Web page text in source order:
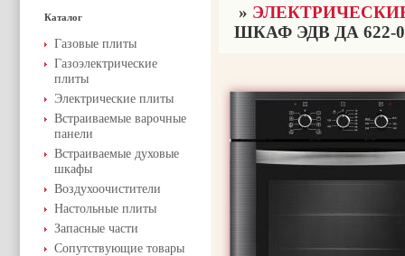
»
ШКАФ ЭДВ ДА 622-
Каталог
Газовые плиты
Газоэлектрические
плиты
Электрические плиты
Встраиваемые варочные
панели
Встраиваемые духовые
шкафы
Воздухоочистители
Настольные плиты
Запасные части
Сопутствующие товары